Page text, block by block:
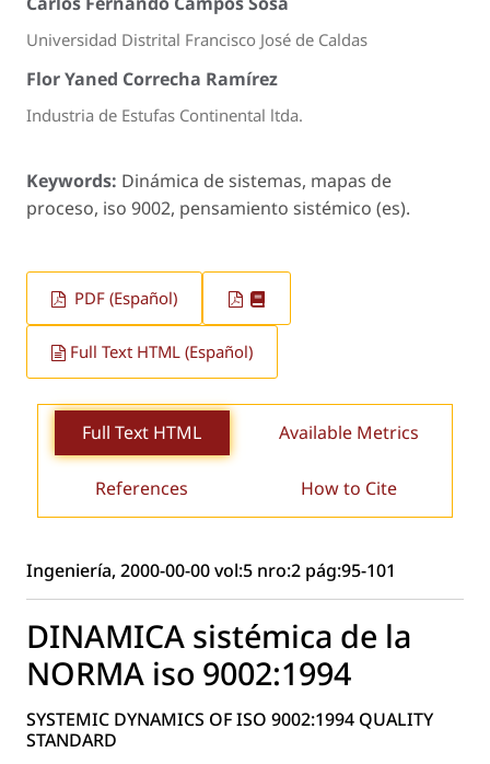
Universidad Distrital Francisco José de Caldas
Flor Yaned Correcha Ramírez
Industria de Estufas Continental ltda.
Keywords: Dinámica de sistemas, mapas de
proceso, iso 9002, pensamiento sistémico (es).
PDF (Español)
Full Text HTML (Español)
Full Text HTML Available Metrics
References How to Cite
Ingeniería, 2000-00-00 vol:5 nro:2 pág:95-101
DINAMICA sistémica de la
NORMA iso 9002:1994
SYSTEMIC DYNAMICS OF ISO 9002:1994 QUALITY
STANDARD